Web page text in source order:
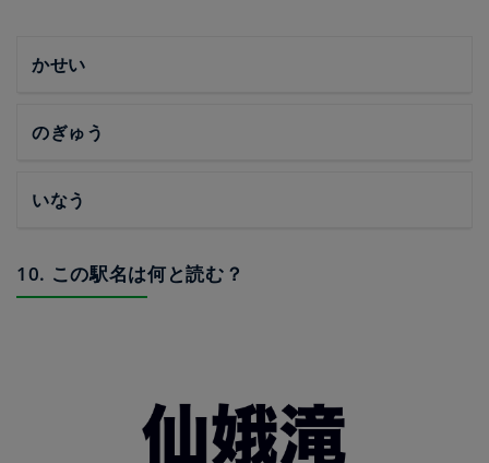
かせい
のぎゅう
いなう
10. この駅名は何と読む？